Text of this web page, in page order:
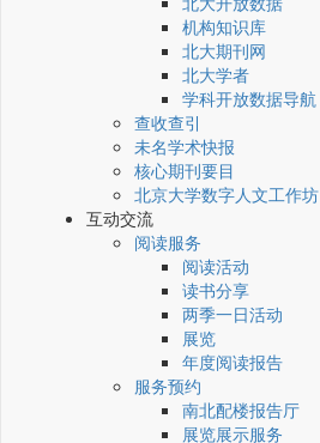
机构知识库
北大期刊网
北大学者
学科开放数据导航
查收查引
未名学术快报
核心期刊要目
北京大学数字人文工作坊
互动交流
阅读服务
阅读活动
读书分享
两季一日活动
展览
年度阅读报告
服务预约
南北配楼报告厅
展览展示服务